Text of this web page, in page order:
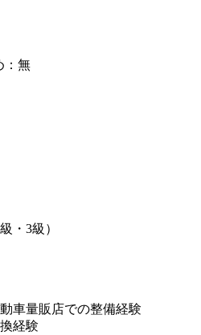
：無
・3級）
車量販店での整備経験
経験